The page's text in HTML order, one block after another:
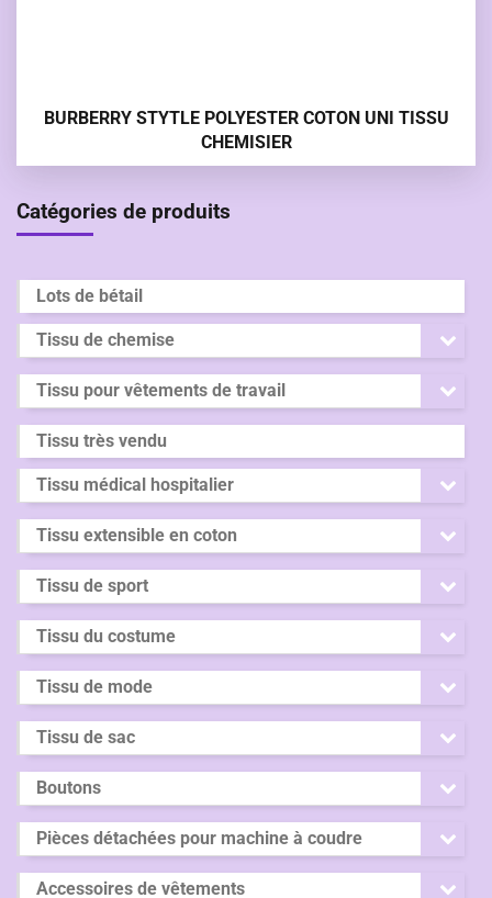
BURBERRY STYTLE POLYESTER COTON UNI TISSU
CHEMISIER
Catégories de produits
Lots de bétail
Tissu de chemise
Tissu pour vêtements de travail
Tissu très vendu
Tissu médical hospitalier
Tissu extensible en coton
Tissu de sport
Tissu du costume
Tissu de mode
Tissu de sac
Boutons
Pièces détachées pour machine à coudre
Accessoires de vêtements